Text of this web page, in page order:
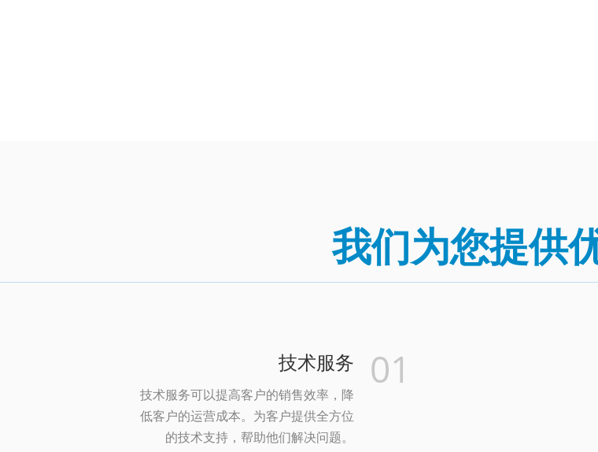
我们为您提供
01
技术服务
技术服务可以提高客户的销售效率，降
低客户的运营成本。为客户提供全方位
的技术支持，帮助他们解决问题。